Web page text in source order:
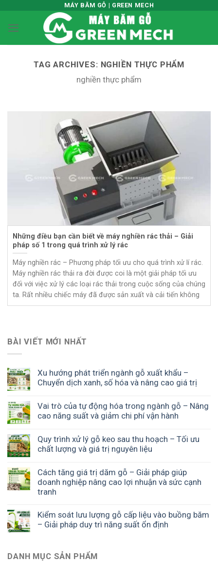
content
MÁY BĂM GỖ | GREEN MECH
TAG ARCHIVES: NGHIỀN THỰC PHẨM
nghiền thực phẩm
BÀI VIẾT MỚI NHẤT
Xu hướng phát triển ngành gỗ xuất khẩu –
Chuyển dịch xanh, số hóa và nâng cao giá trị
Vai trò của tự động hóa trong ngành gỗ – Nâng
cao năng suất và giảm chi phí vận hành
Quy trình xử lý gỗ keo sau thu hoạch – Tối ưu
chất lượng và giá trị nguyên liệu
Cách tăng giá trị dăm gỗ – Giải pháp giúp
doanh nghiệp nâng cao lợi nhuận và sức cạnh
tranh
Kiểm soát lưu lượng gỗ cấp liệu vào buồng băm
– Giải pháp duy trì năng suất ổn định
DANH MỤC SẢN PHẨM
Những điều bạn cần biết về máy nghiền rác thải – Giải
pháp số 1 trong quá trình xử lý rác
Máy nghiền rác – Phương pháp tối ưu cho quá trình xử lí rác.
Máy nghiền rác thải ra đời được coi là một giải pháp tối ưu
đối với việc xử lý các loại rác thải trong cuộc sống của chúng
ta. Rất nhiều chiếc máy đã được sản xuất và cải tiến không